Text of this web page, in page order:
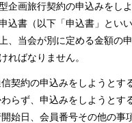
企画旅行契約の申込みをし
込書（以下「申込書」とい
、当会が別に定める金額の
ればなりません。
信契約の申込みをしようとす
らず、申込みをしようとす
始日、会員番号その他の事